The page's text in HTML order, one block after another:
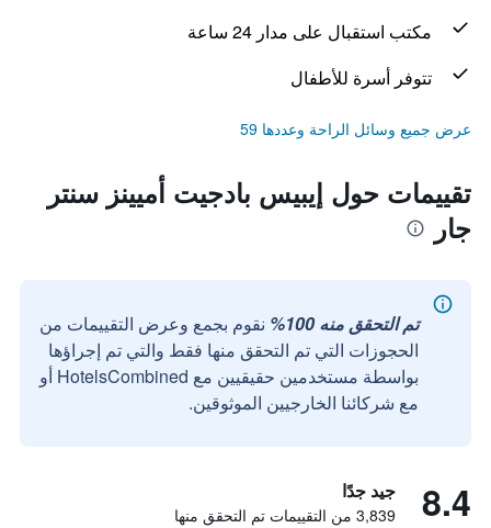
مكتب استقبال على مدار 24 ساعة
تتوفر أسرة للأطفال
عرض جميع وسائل الراحة وعددها 59
تقييمات حول إيبيس بادجيت أميينز سنتر
جار
تم التحقق منه 100%
نقوم بجمع وعرض التقييمات من
الحجوزات التي تم التحقق منها فقط والتي تم إجراؤها
بواسطة مستخدمين حقيقيين مع HotelsCombined أو
مع شركائنا الخارجيين الموثوقين.
8.4 جيد جدًا
3,839 من التقييمات تم التحقق منها